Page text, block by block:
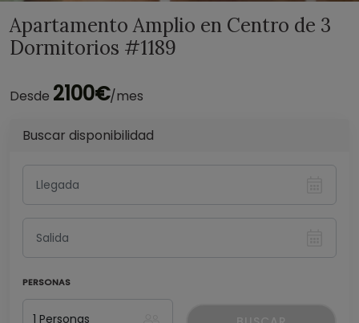
Apartamento Amplio en Centro de 3
Dormitorios #1189
Desde 2100€/mes
Buscar disponibilidad
PERSONAS